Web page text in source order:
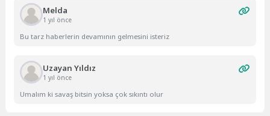
Melda
1 yıl önce
Bu tarz haberlerin devamının gelmesini isteriz
Uzayan Yıldız
1 yıl önce
Umalım ki savaş bitsin yoksa çok sıkıntı olur